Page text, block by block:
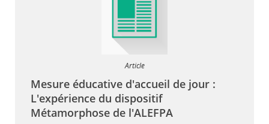
Article
Mesure éducative d'accueil de jour :
L'expérience du dispositif
Métamorphose de l'ALEFPA